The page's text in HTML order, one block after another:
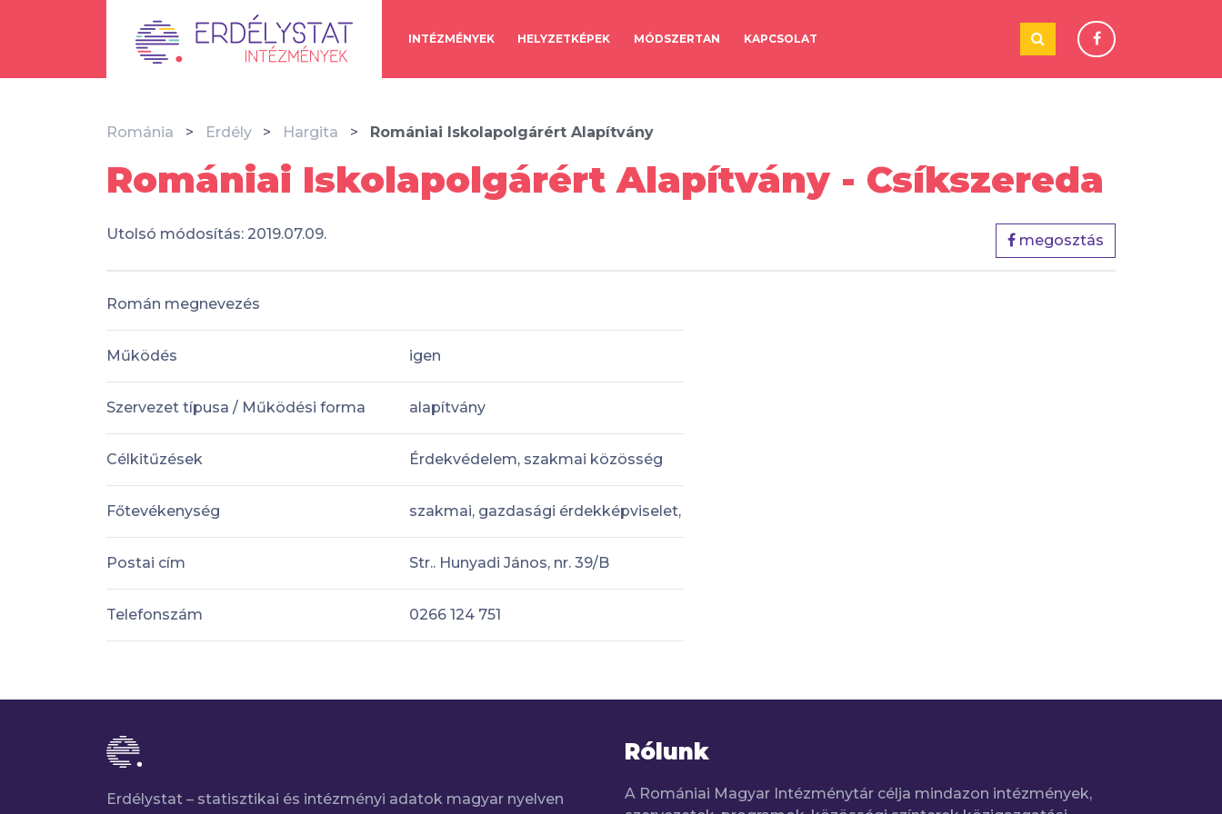
INTÉZMÉNYEK HELYZETKÉPEK MÓDSZERTAN KAPCSOLAT
Románia Erdély Hargita Romániai Iskolapolgárért Alapítvány
Romániai Iskolapolgárért Alapítvány - Csíkszereda
Utolsó módosítás: 2019.07.09. megosztás
Román megnevezés
Működés igen
Szervezet típusa / Működési forma alapítvány
Célkitűzések Érdekvédelem, szakmai közösség
Főtevékenység szakmai, gazdasági érdekképviselet,
Postai cím Str.. Hunyadi János, nr. 39/B
Telefonszám 0266 124 751
Erdélystat – statisztikai és intézményi adatok magyar nyelven
Rólunk
A Romániai Magyar Intézménytár célja mindazon intézmények,